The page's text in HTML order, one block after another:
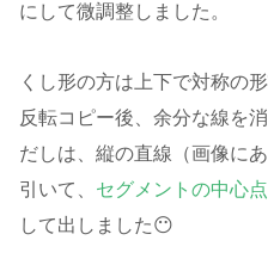
にして微調整しました。
くし形の方は上下で対称の
反転コピー後、余分な線を
だしは、縦の直線（画像に
引いて、 セグメントの中心
して出しました😶